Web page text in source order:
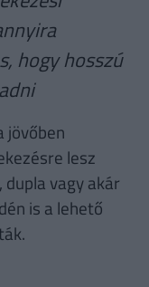
hogy hosszú
jövőben
lesz
vagy akár
is a lehető